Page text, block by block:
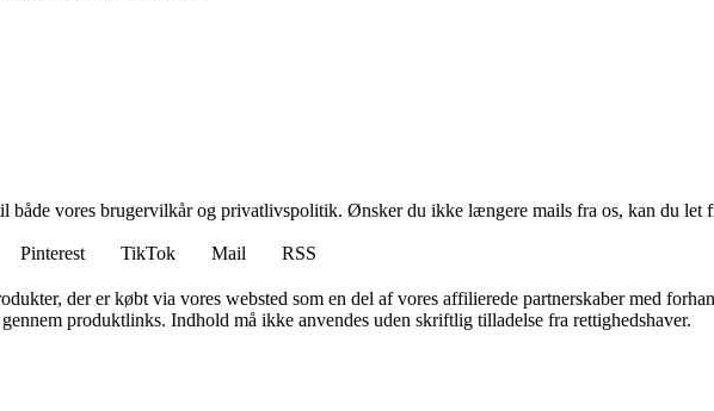
både vores brugervilkår og privatlivspolitik. Ønsker du ikke længere mails fra os, kan du let
Pinterest TikTok Mail
RSS
der er købt via vores websted som en del af vores affilierede partnerskaber med
produktlinks. Indhold må ikke anvendes uden skriftlig tilladelse fra rettighedshaver.